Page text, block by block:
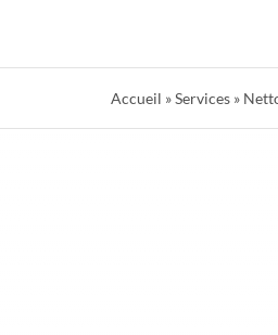
Accueil »Services »